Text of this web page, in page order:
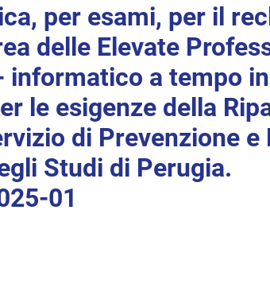
per esami, per il
delle Elevate
informatico a tempo
le esigenze della
di Prevenzione e
Studi di Perugia.
01